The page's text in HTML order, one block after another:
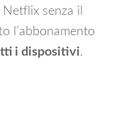
senza il
l’abbonamento
i dispositivi.